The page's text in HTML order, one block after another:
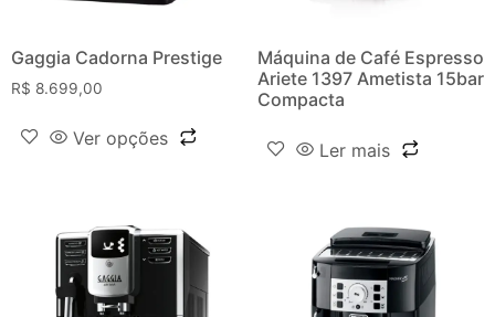
Gaggia Cadorna Prestige
R$ 8.699,00
Ver opções
Máquina de Café Espresso
Ariete 1397 Ametista 15bar
Compacta
Ler mais